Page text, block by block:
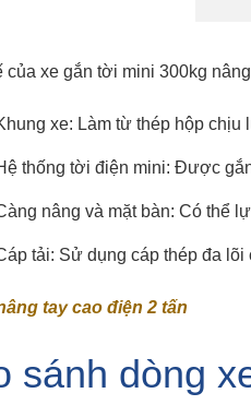
của xe gắn tời mini 300kg
xe: Làm từ thép hộp
thống tời điện mini: Được
nâng và mặt bàn: Có thể
tải: Sử dụng cáp thép đa
tay cao điện 2 tấn
sánh dòng